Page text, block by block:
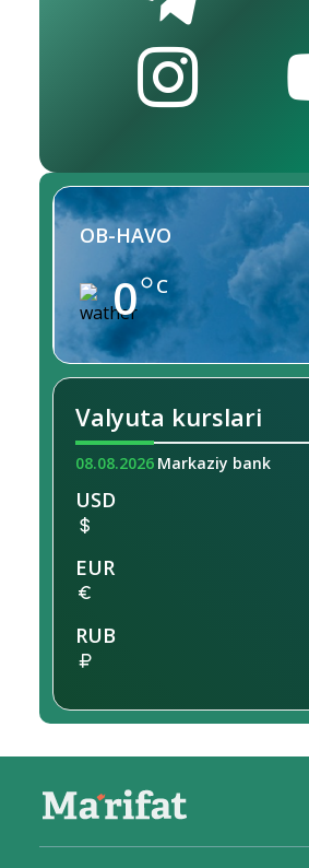
OB-HAVO
0 C
Valyuta kurslari
08.08.2026 Markaziy bank
USD
EUR
RUB